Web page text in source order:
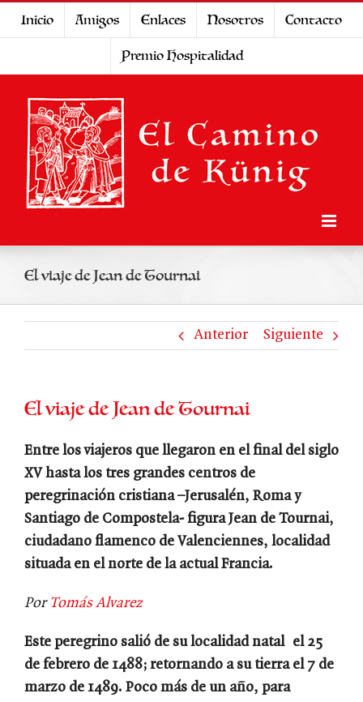
Inicio Amigos Enlaces Nosotros
Contacto
Premio Hospitalidad
El viaje de Jean de Tournai
Anterior Siguiente
El viaje de Jean de Tournai
Entre los viajeros que llegaron en el final del siglo
XV hasta los tres grandes centros de
peregrinación cristiana –Jerusalén, Roma y
Santiago de Compostela- figura Jean de Tournai,
ciudadano flamenco de Valenciennes, localidad
situada en el norte de la actual Francia.
Por Tomás Alvarez
Este peregrino salió de su localidad natal el 25
de febrero de 1488; retornando a su tierra el 7 de
marzo de 1489. Poco más de un año, para